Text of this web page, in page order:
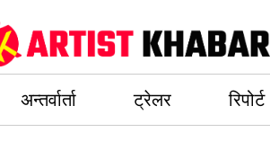
अन्तर्वार्ता ट्रेलर रिपोर्ट